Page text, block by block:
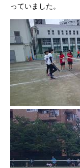
っていました。